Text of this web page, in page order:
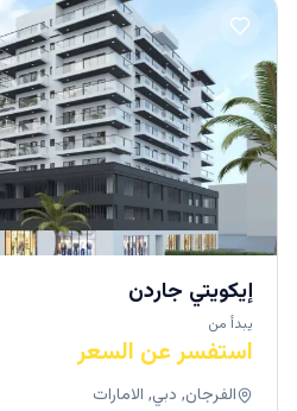
إيكويتي جاردن
يبدأ من
استفسر عن السعر
الفرجان, دبي, الامارات